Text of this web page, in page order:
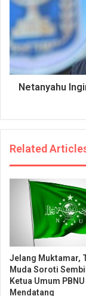
Netanyahu
Related
Jelang Muktamar,
Muda Soroti
Ketua Umum PBNU
Mendatang